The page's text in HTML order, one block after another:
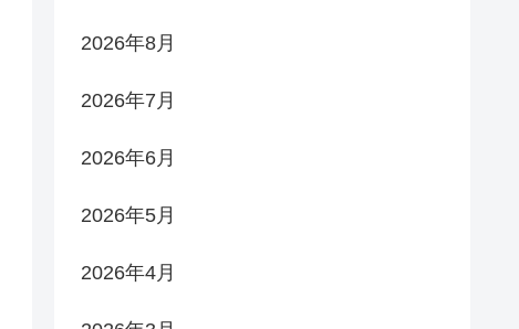
2026年8月
2026年7月
2026年6月
2026年5月
2026年4月